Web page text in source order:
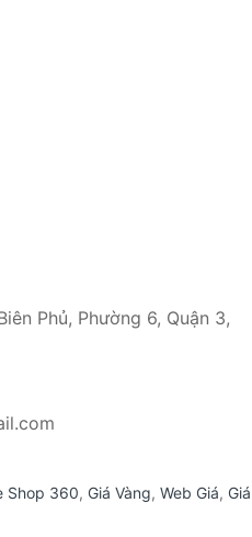
Phủ, Phường 6, Quận 3,
Shop 360, Giá Vàng, Web Giá, Giá